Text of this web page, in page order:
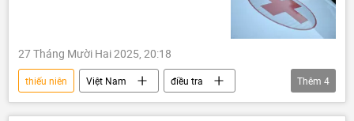
27 Tháng Mười Hai 2025, 20:18
thiếu niên Việt Nam
điều tra
công an
Quảng Ninh
Pháp luật
Thêm 4